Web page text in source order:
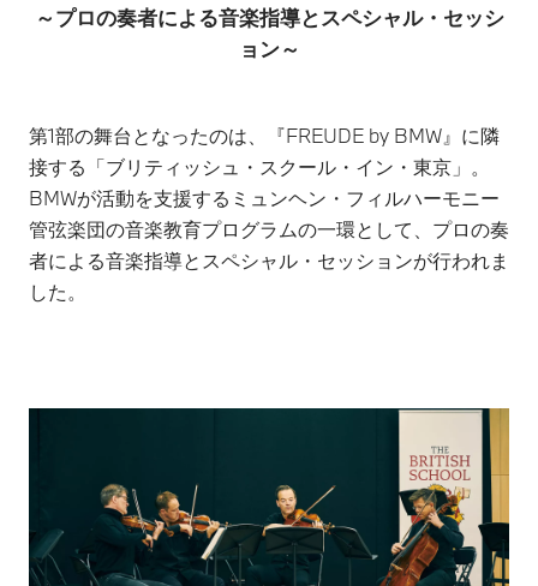
～プロの奏者による音楽指導とスペシャル・セッシ
ョン～
第1部の舞台となったのは、『FREUDE by BMW』に隣
接する「ブリティッシュ・スクール・イン・東京」。
BMWが活動を支援するミュンヘン・フィルハーモニー
管弦楽団の音楽教育プログラムの一環として、プロの奏
者による音楽指導とスペシャル・セッションが行われま
した。